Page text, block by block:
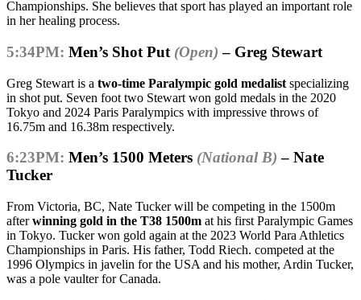
Championships. She believes that sport has played an important role
in her healing process.
5:34PM: Men’s Shot Put (Open) – Greg Stewart
Greg Stewart is a two-time Paralympic gold medalist specializing
in shot put. Seven foot two Stewart won gold medals in the 2020
Tokyo and 2024 Paris Paralympics with impressive throws of
16.75m and 16.38m respectively.
6:23PM: Men’s 1500 Meters (National B) – Nate
Tucker
From Victoria, BC, Nate Tucker will be competing in the 1500m
afterwinning gold in the T38 1500m at his first Paralympic Games
in Tokyo. Tucker won gold again at the 2023 World Para Athletics
Championships in Paris. His father, Todd Riech. competed at the
1996 Olympics in javelin for the USA and his mother, Ardin Tucker,
was a pole vaulter for Canada.